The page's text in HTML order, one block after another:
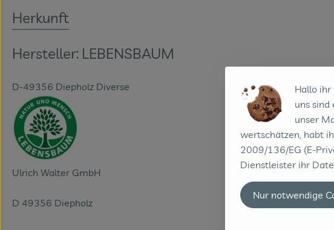
Herkunft
Hersteller: LEBENSBAUM
D-49356 Diepholz Diverse
Ulrich Walter GmbH
D 49356 Diepholz
Hallo ihr
uns sind
unser
wertschätzen, habt
2009/136/EG (E-
Dienstleister ihr
Nur notwendige